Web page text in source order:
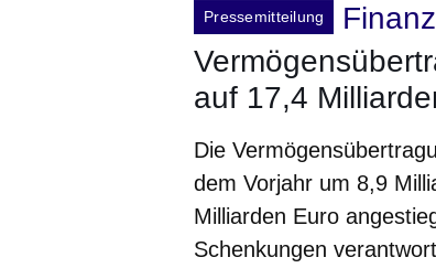
Pressemitteilung
auf 17,4
Die
dem Vorjahr um 8,9
Milliarden Euro
Schenkungen